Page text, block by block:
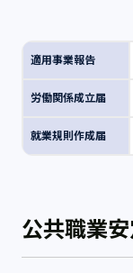
適用事業報告
労働関係成立届
就業規則作成届
公共職業